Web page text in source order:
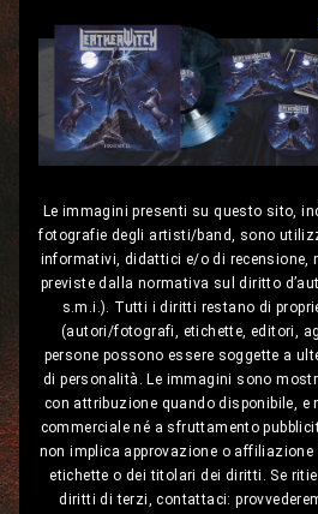
Le immagini presenti su questo sito,
fotografie degli artisti/band, sono
informativi, didattici e/o di recensione,
previste dalla normativa sul diritto
s.m.i.). Tutti i diritti restano di
(autori/fotografi, etichette, editori,
persone possono essere soggette a
di personalità. Le immagini sono
con attribuzione quando disponibile, e
commerciale né a sfruttamento
non implica approvazione o
etichette o dei titolari dei diritti. Se
diritti di terzi, contattaci: